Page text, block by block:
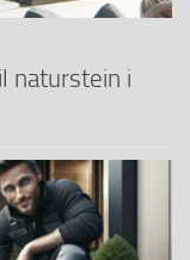
naturstein i